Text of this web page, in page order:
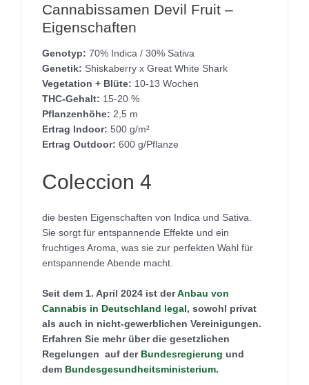
Cannabissamen Devil Fruit –
Eigenschaften
Genotyp: 70% Indica / 30% Sativa
Genetik: Shiskaberry x Great White Shark
Vegetation + Blüte: 10-13 Wochen
THC-Gehalt: 15-20 %
Pflanzenhöhe: 2,5 m
Ertrag Indoor: 500 g/m²
Ertrag Outdoor: 600 g/Pflanze
Coleccion 4
die besten Eigenschaften von Indica und Sativa.
Sie sorgt für entspannende Effekte und ein
fruchtiges Aroma, was sie zur perfekten Wahl für
entspannende Abende macht.
Seit dem 1. April 2024 ist derAnbau von
Cannabis in Deutschland legal , sowohl privat
als auch in nicht-gewerblichen Vereinigungen.
Erfahren Sie mehr über die gesetzlichen
Regelungen auf der Bundesregierung und
dem Bundesgesundheitsministerium.